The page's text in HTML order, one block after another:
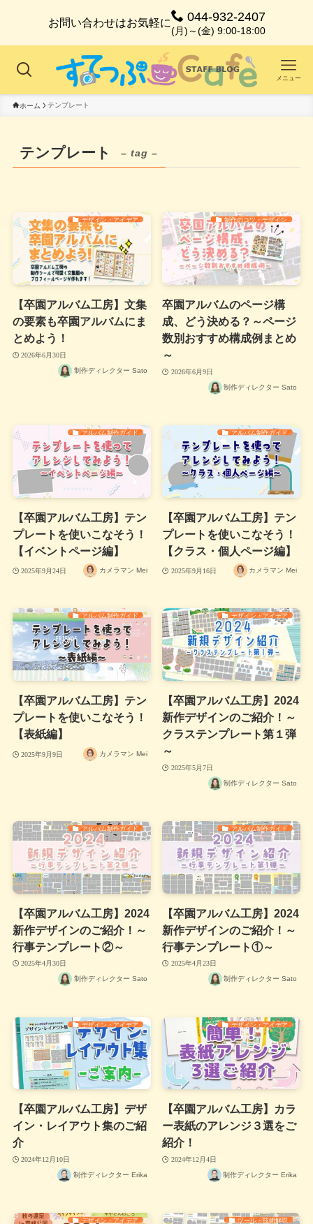
お問い合わせはお気軽に 044-932-2407
(月)～(金) 9:00-18:00
メニュー
ホーム テンプレート
テンプレート – tag –
デザイン・アイデア
【卒園アルバム工房】文集
の要素も卒園アルバムにま
とめよう！
2026年6月30日
制作ディレクター Sato
制作のコツ・デザイン
卒園アルバムのページ構
成、どう決める？～ページ
数別おすすめ構成例まとめ
～
2026年6月9日
制作ディレクター Sato
アルバム制作ガイド
【卒園アルバム工房】テン
プレートを使いこなそう！
【イベントページ編】
2025年9月24日 カメラマン Mei
アルバム制作ガイド
【卒園アルバム工房】テン
プレートを使いこなそう！
【クラス・個人ページ編】
2025年9月16日 カメラマン Mei
アルバム制作ガイド
【卒園アルバム工房】テン
プレートを使いこなそう！
【表紙編】
2025年9月9日 カメラマン Mei
デザイン・アイデア
【卒園アルバム工房】2024
新作デザインのご紹介！～
クラステンプレート第１弾
～
2025年5月7日
制作ディレクター Sato
アルバム制作ガイド
【卒園アルバム工房】2024
新作デザインのご紹介！～
行事テンプレート②～
2025年4月30日
制作ディレクター Sato
アルバム制作ガイド
【卒園アルバム工房】2024
新作デザインのご紹介！～
行事テンプレート①～
2025年4月23日
制作ディレクター Sato
デザイン・アイデア
【卒園アルバム工房】デザ
イン・レイアウト集のご紹
介
2024年12月10日
制作ディレクター Erika
デザイン・アイデア
【卒園アルバム工房】カラ
ー表紙のアレンジ３選をご
紹介！
2024年12月4日
制作ディレクター Erika
デザイン・アイデア ツール・技術解説